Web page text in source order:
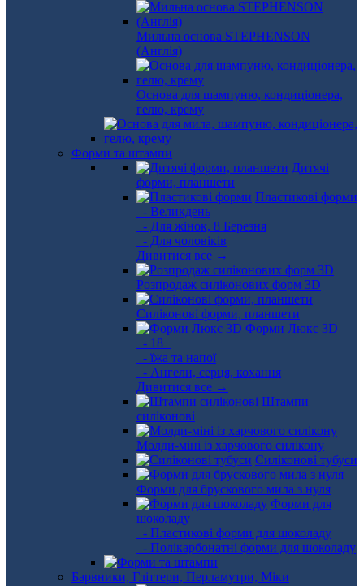
Мильна основа STEPHENSON
(Англія)
Основа для шампуню, кондиціонера,
гелю, крему
Форми та штампи
Дитячі
форми, планшети
Пластикові форми
- Великдень
- Для жінок, 8 Березня
- Для чоловіків
Дивитися все →
Розпродаж силіконових форм 3D
Силіконові форми, планшети
Форми Люкс 3D
- 18+
- їжа та напої
- Ангели, серця, кохання
Дивитися все →
Штампи
силіконові
Молди-міні із харчового силікону
Силіконові тубуси
Форми для брускового мила з нуля
Форми для
шоколаду
- Пластикові форми для шоколаду
- Полікарбонатні форми для шоколаду
Барвники, Гліттери, Перламутри, Міки